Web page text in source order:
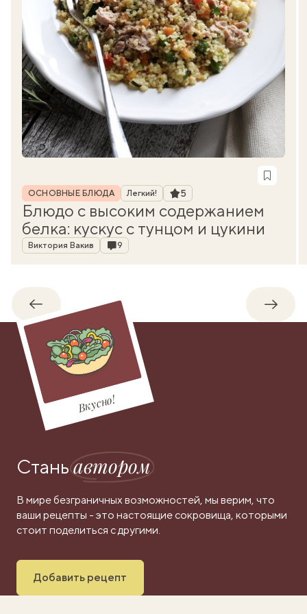
Рубрика
ОСНОВНЫЕ БЛЮДА Легкий! Рейтинг
5
Блюдо с высоким содержанием
белка: кускус с тунцом и цукини
Автор
Виктория Вакив Комментарии
9
Обратно
Вкусно!
Станьавтором
В мире безграничных возможностей, мы верим, что
ваши рецепты - это настоящие сокровища, которыми
стоит поделиться с другими.
Добавить рецепт